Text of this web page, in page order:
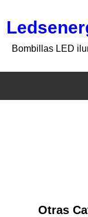
Bombillas LED
Otras